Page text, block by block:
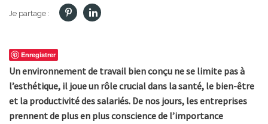
Je partage :
Enregistrer
Un environnement de travail bien conçu ne se limite pas à
l’esthétique, il joue un rôle crucial dans la santé, le bien-être
et la productivité des salariés. De nos jours, les entreprises
prennent de plus en plus conscience de l’importance